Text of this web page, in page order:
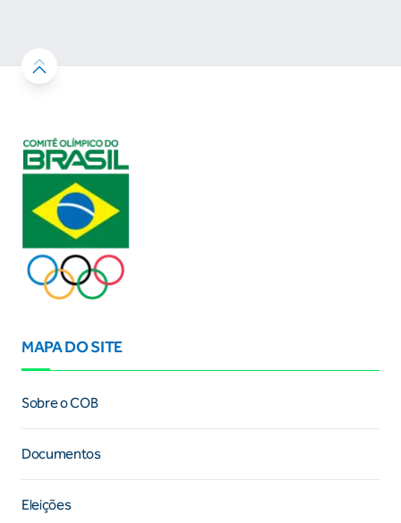
MAPA DO SITE
Sobre o COB
Documentos
Eleições